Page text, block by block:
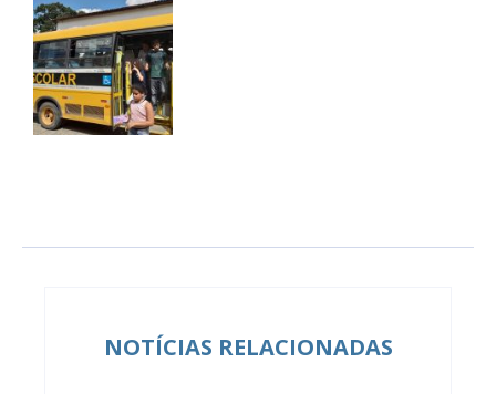
NOTÍCIAS RELACIONADAS